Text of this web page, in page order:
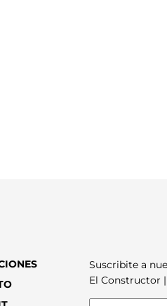
Suscribite a
El Constructor |